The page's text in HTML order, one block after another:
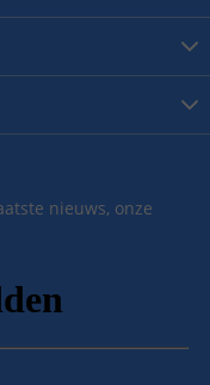
nieuws, onze